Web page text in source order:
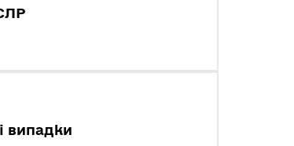
випадки